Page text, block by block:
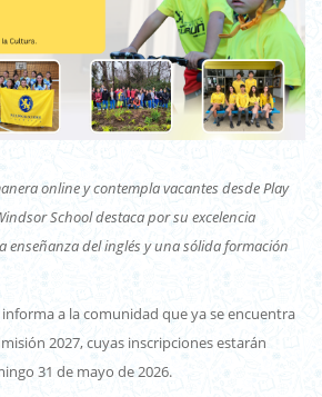
online y contempla vacantes desde Play
School destaca por su excelencia
enseñanza del inglés y una sólida formación
a la comunidad que ya se encuentra
2027, cuyas inscripciones estarán
31 de mayo de 2026.